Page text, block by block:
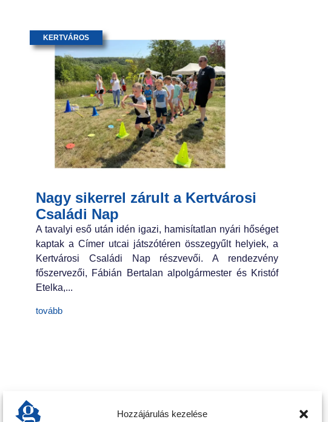
Hozzájárulás kezelése
Nagy sikerrel zárult a Kertvárosi
Családi Nap
KERTVÁROS
A tavalyi eső után idén igazi, hamisítatlan nyári hőséget
kaptak a Címer utcai játszótéren összegyűlt helyiek, a
Kertvárosi Családi Nap részvevői. A rendezvény
főszervezői, Fábián Bertalan alpolgármester és Kristóf
Etelka,...
tovább